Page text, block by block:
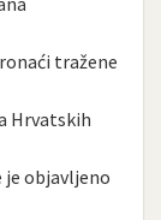
tražene
Hrvatskih
je objavljeno